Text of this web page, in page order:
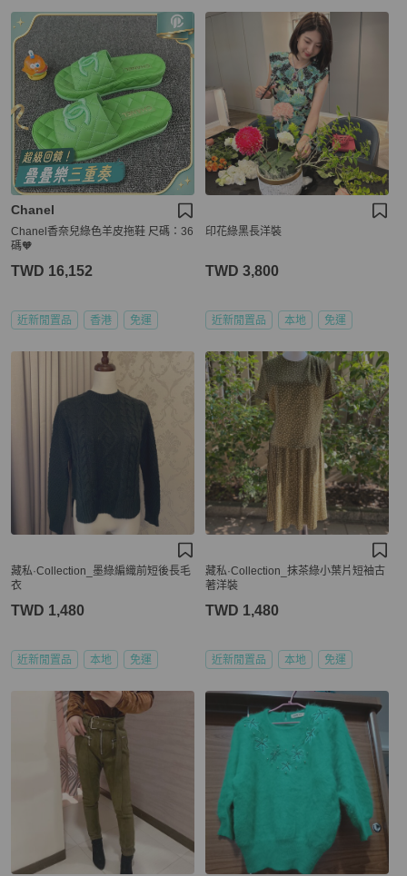
Chanel
Chanel香奈兒綠色羊皮拖鞋 尺碼：36
碼🧡
TWD 16,152
近新閒置品 香港 免運
印花綠黑長洋裝
TWD 3,800
近新閒置品 本地 免運
藏私·Collection_墨綠編織前短後長毛
衣
TWD 1,480
近新閒置品 本地 免運
藏私·Collection_抹茶綠小葉片短袖古
著洋裝
TWD 1,480
近新閒置品 本地 免運